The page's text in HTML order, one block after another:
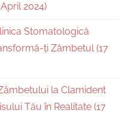
2024)
Stomatologică
ți Zâmbetul (17
la Clamident
Tău în Realitate (17